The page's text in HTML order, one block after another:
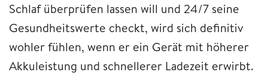
Schlaf überprüfen lassen will und 24/7 seine
Gesundheitswerte checkt, wird sich definitiv
wohler fühlen, wenn er ein Gerät mit höherer
Akkuleistung und schnellerer Ladezeit erwirbt.